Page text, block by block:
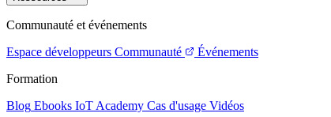
Communauté et événements
Espace développeurs Communauté
Événements
Formation
Blog Ebooks IoT Academy Cas d'usage Vidéos